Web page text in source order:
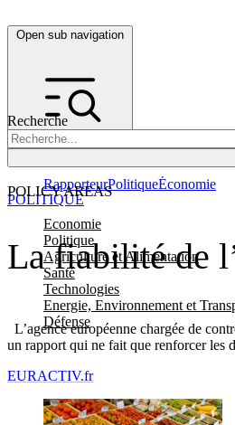
Open sub navigation
Recherche
POLICY AREAS
Economie
Politique
Agriculture et Alimentation
Santé
Technologies
Energie, Environnement et
Défense
RapporteurPolitiqueÉconomie
La fiabilité de
L’agence européenne chargée de
un rapport qui ne fait que renforcer les
POLITIQUE
EURACTIV.fr